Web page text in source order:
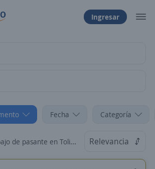
Ingresar
Fecha Categoría
de pasante en Tolima Relevancia